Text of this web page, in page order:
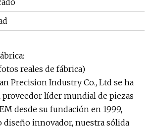
reales de fábrica)
Precision Industry Co., Ltd se ha
líder mundial de piezas
desde su fundación en 1999,
diseño innovador, nuestra sólida